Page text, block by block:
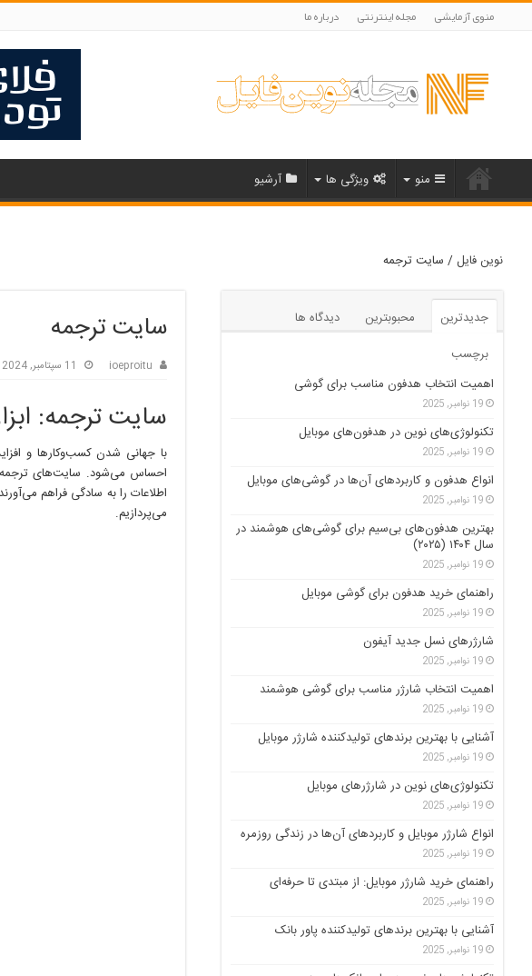
منوی آزمایشی مجله اینترنتی درباره ما
منو ویژگی ها آرشیو
نوین فایل/ سایت ترجمه
سایت ترجمه
ioeproitu 11 سپتامبر, 2024
سایت ترجمه:
با جهانی شدن کسب‌وکارها و
احساس می‌شود. سایت‌های ترجمه
اطلاعات را به سادگی فراهم
می‌پردازیم.
جدیدترین محبوبترین
دیدگاه ها
برچسب
اهمیت انتخاب هدفون مناسب برای گوشی
19 نوامبر, 2025
تکنولوژی‌های نوین در هدفون‌های موبایل
19 نوامبر, 2025
انواع هدفون و کاربردهای آن‌ها در گوشی‌های موبایل
19 نوامبر, 2025
بهترین هدفون‌های بی‌سیم برای گوشی‌های هوشمند در
سال ۱۴۰۴ (۲۰۲۵)
19 نوامبر, 2025
راهنمای خرید هدفون برای گوشی موبایل
19 نوامبر, 2025
شارژرهای نسل جدید آیفون
19 نوامبر, 2025
اهمیت انتخاب شارژر مناسب برای گوشی هوشمند
19 نوامبر, 2025
آشنایی با بهترین برندهای تولیدکننده شارژر موبایل
19 نوامبر, 2025
تکنولوژی‌های نوین در شارژرهای موبایل
19 نوامبر, 2025
انواع شارژر موبایل و کاربردهای آن‌ها در زندگی روزمره
19 نوامبر, 2025
راهنمای خرید شارژر موبایل: از مبتدی تا حرفه‌ای
19 نوامبر, 2025
آشنایی با بهترین برندهای تولیدکننده پاور بانک
19 نوامبر, 2025